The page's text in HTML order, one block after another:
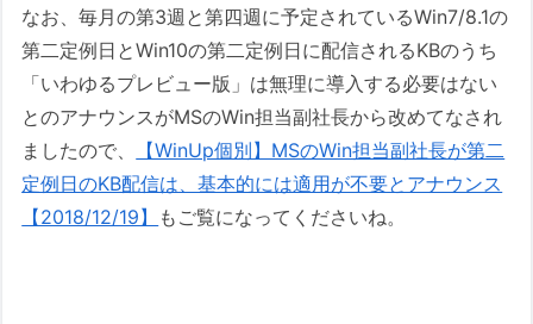
なお、毎月の第3週と第四週に予定されているWin7/8.1の
第二定例日とWin10の第二定例日に配信されるKBのうち
「いわゆるプレビュー版」は無理に導入する必要はない
とのアナウンスがMSのWin担当副社長から改めてなされ
ましたので、
【WinUp個別】MSのWin担当副社長が第二
定例日のKB配信は、基本的には適用が不要とアナウンス
【2018/12/19】
もご覧になってくださいね。